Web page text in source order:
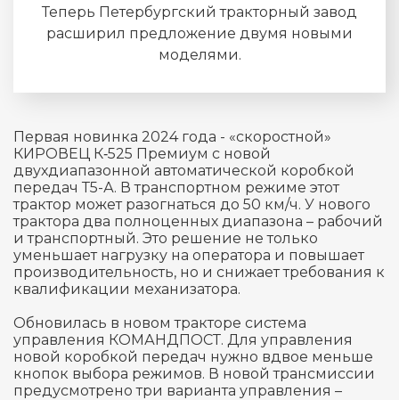
Теперь Петербургский тракторный завод
расширил предложение двумя новыми
моделями.
Первая новинка 2024 года - «скоростной»
КИРОВЕЦ К‑525 Премиум с новой
двухдиапазонной автоматической коробкой
передач Т5-А. В транспортном режиме этот
трактор может разогнаться до 50 км/ч. У нового
трактора два полноценных диапазона – рабочий
и транспортный. Это решение не только
уменьшает нагрузку на оператора и повышает
производительность, но и снижает требования к
квалификации механизатора.
Обновилась в новом тракторе система
управления КОМАНДПОСТ. Для управления
новой коробкой передач нужно вдвое меньше
кнопок выбора режимов. В новой трансмиссии
предусмотрено три варианта управления –